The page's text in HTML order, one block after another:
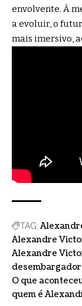
envolvente. À
a evoluir, o
mais imersivo,
TAG:
Alexandre
Alexandre
O que
quem é